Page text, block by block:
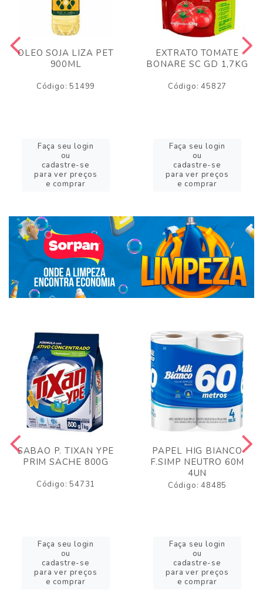
OLEO SOJA LIZA PET
900ML
Código: 51499
Faça seu login
ou
cadastre-se
para ver preços
e comprar
EXTRATO TOMATE
BONARE SC GD 1,7KG
Código: 45827
Faça seu login
ou
cadastre-se
para ver preços
e comprar
SABAO P. TIXAN YPE
PRIM SACHE 800G
Código: 54731
Faça seu login
ou
cadastre-se
para ver preços
e comprar
PAPEL HIG BIANCO
F.SIMP NEUTRO 60M
4UN
Código: 48485
Faça seu login
ou
cadastre-se
para ver preços
e comprar